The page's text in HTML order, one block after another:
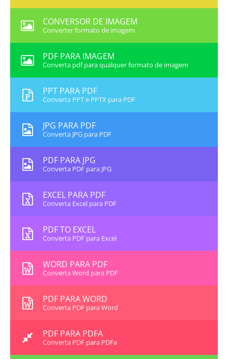
CONVERSOR DE IMAGEM
Converter formato de imagem
PDF PARA IMAGEM
Converta pdf para qualquer formato de imagem
PPT PARA PDF
Converta PPT e PPTX para PDF
JPG PARA PDF
Converta JPG para PDF
PDF PARA JPG
Converta PDF para JPG
EXCEL PARA PDF
Converta Excel para PDF
PDF TO EXCEL
Converta PDF para Excel
WORD PARA PDF
Converta Word para PDF
PDF PARA WORD
Converta PDF para Word
PDF PARA PDFA
Converta PDF para PDFa